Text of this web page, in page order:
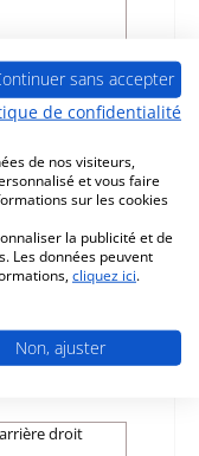
bas
sans accepter
de confidentialité
de nos visiteurs,
et vous faire
sur les cookies
la publicité et de
Les données peuvent
cliquez ici.
Non, ajuster